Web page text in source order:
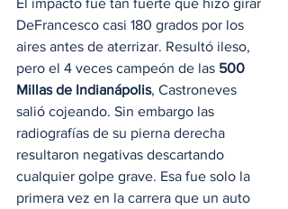
El impacto fue tan fuerte que hizo girar
DeFrancesco casi 180 grados por los
aires antes de aterrizar. Resultó ileso,
pero el 4 veces campeón de las 500
Millas de Indianápolis, Castroneves
salió cojeando. Sin embargo las
radiografías de su pierna derecha
resultaron negativas descartando
cualquier golpe grave. Esa fue solo la
primera vez en la carrera que un auto